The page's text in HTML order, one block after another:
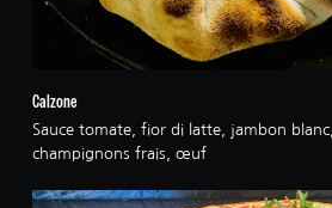
Calzone
Sauce tomate, fior di latte, jambon
champignons frais, œuf